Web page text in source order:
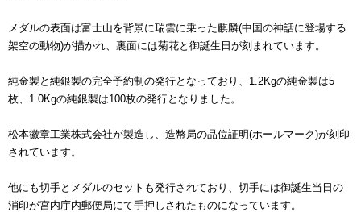
メダルの表面は富士山を背景に瑞雲に乗った麒麟(中国の神話に登場する
架空の動物)が描かれ、裏面には菊花と御誕生日が刻まれています。
純金製と純銀製の完全予約制の発行となっており、1.2Kgの純金製は5
枚、1.0Kgの純銀製は100枚の発行となりました。
松本徽章工業株式会社が製造し、造幣局の品位証明(ホールマーク)が刻印
されています。
他にも切手とメダルのセットも発行されており、切手には御誕生当日の
消印が宮内庁内郵便局にて手押しされたものになっています。